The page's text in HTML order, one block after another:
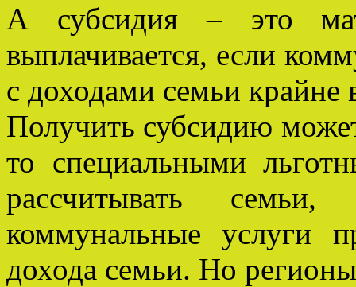
А субсидия – это
выплачивается, если
с доходами семьи крайне
Получить субсидию
то специальными
рассчитывать
коммунальные услуги
дохода семьи. Но